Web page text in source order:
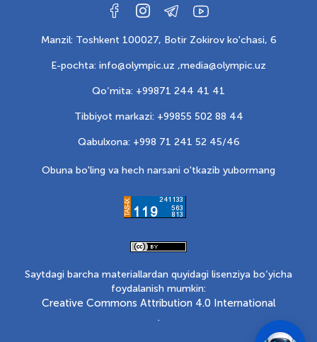
Manzil: Toshkent 100027, Botir Zokirov ko'chasi, 6
E-pochta: info@olympic.uz ,media@olympic.uz
Qo‘mita: +99871 244 41 41
Tibbiyot markazi: +99855 502 88 44
Qabulxona: +998 71 241 52 45/46
Obuna bo'ling va hech narsani o'tkazib yubormang
Saytdagi barcha materiallardan quyidagi lisenziya bo‘yicha
foydalanish mumkin:
Creative Commons Attribution 4.0 International
.